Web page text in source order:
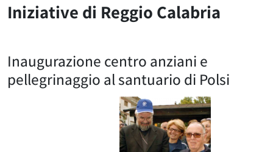
Iniziative di Reggio Calabria
Inaugurazione centro anziani e
pellegrinaggio al santuario di Polsi